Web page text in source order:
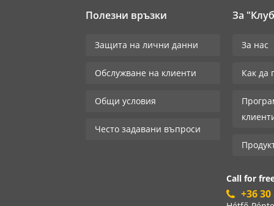
Полезни връзки
Защита на лични данни
Обслужване на клиенти
Общи условия
Често задавани въпроси
За
За нас
Как да
Call for
+36 30